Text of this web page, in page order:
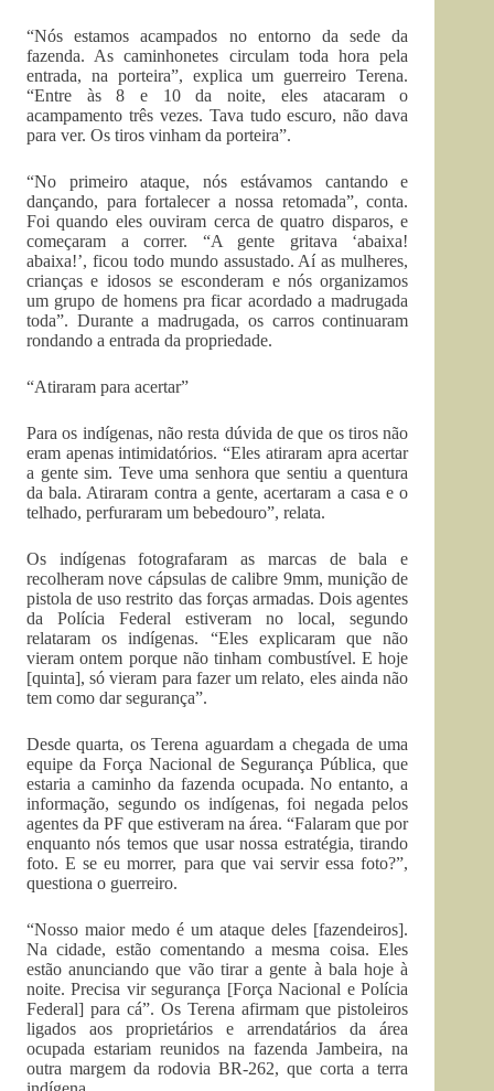
“Nós estamos acampados no entorno da sede da
fazenda. As caminhonetes circulam toda hora pela
entrada, na porteira”, explica um guerreiro Terena.
“Entre às 8 e 10 da noite, eles atacaram o
acampamento três vezes. Tava tudo escuro, não dava
para ver. Os tiros vinham da porteira”.
“No primeiro ataque, nós estávamos cantando e
dançando, para fortalecer a nossa retomada”, conta.
Foi quando eles ouviram cerca de quatro disparos, e
começaram a correr. “A gente gritava ‘abaixa!
abaixa!’, ficou todo mundo assustado. Aí as mulheres,
crianças e idosos se esconderam e nós organizamos
um grupo de homens pra ficar acordado a madrugada
toda”. Durante a madrugada, os carros continuaram
rondando a entrada da propriedade.
“Atiraram para acertar”
Para os indígenas, não resta dúvida de que os tiros não
eram apenas intimidatórios. “Eles atiraram apra acertar
a gente sim. Teve uma senhora que sentiu a quentura
da bala. Atiraram contra a gente, acertaram a casa e o
telhado, perfuraram um bebedouro”, relata.
Os indígenas fotografaram as marcas de bala e
recolheram nove cápsulas de calibre 9mm, munição de
pistola de uso restrito das forças armadas. Dois agentes
da Polícia Federal estiveram no local, segundo
relataram os indígenas. “Eles explicaram que não
vieram ontem porque não tinham combustível. E hoje
[quinta], só vieram para fazer um relato, eles ainda não
tem como dar segurança”.
Desde quarta, os Terena aguardam a chegada de uma
equipe da Força Nacional de Segurança Pública, que
estaria a caminho da fazenda ocupada. No entanto, a
informação, segundo os indígenas, foi negada pelos
agentes da PF que estiveram na área. “Falaram que por
enquanto nós temos que usar nossa estratégia, tirando
foto. E se eu morrer, para que vai servir essa foto?”,
questiona o guerreiro.
“Nosso maior medo é um ataque deles [fazendeiros].
Na cidade, estão comentando a mesma coisa. Eles
estão anunciando que vão tirar a gente à bala hoje à
noite. Precisa vir segurança [Força Nacional e Polícia
Federal] para cá”. Os Terena afirmam que pistoleiros
ligados aos proprietários e arrendatários da área
ocupada estariam reunidos na fazenda Jambeira, na
outra margem da rodovia BR-262, que corta a terra